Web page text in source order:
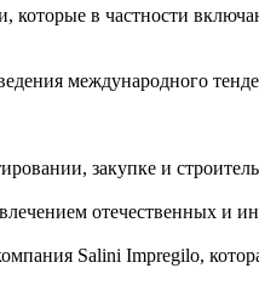
в частности
международного
закупке и
отечественных и
Salini Impregilo,